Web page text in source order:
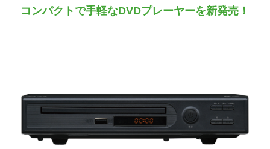
コンパクトで手軽なDVDプレーヤーを新発売！